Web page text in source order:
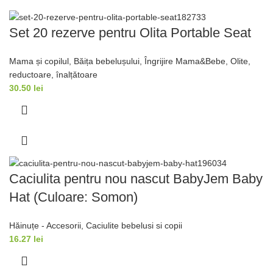
Set 20 rezerve pentru Olita Portable Seat
Mama și copilul Băița bebelușului Îngrijire Mama&Bebe Olite,
reductoare, înalțǎtoare
30.50 lei
Caciulita pentru nou nascut BabyJem Baby
Hat (Culoare: Somon)
Hăinuțe - Accesorii Caciulite bebelusi si copii
16.27 lei